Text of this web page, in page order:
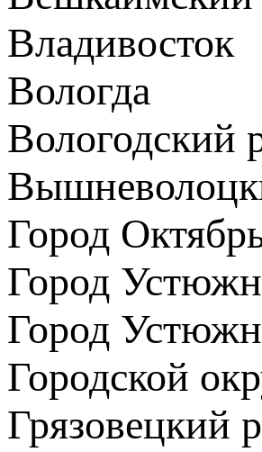
Владивосток
Вологда
Вологодский
Город
Город
Город
Городской
Грязовецкий